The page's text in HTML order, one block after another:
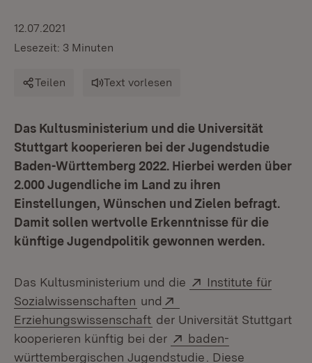
12.07.2021
Lesezeit: 3 Minuten
Teilen Text vorlesen
Das Kultusministerium und die Universität
Stuttgart kooperieren bei der Jugendstudie
Baden-Württemberg 2022. Hierbei werden über
2.000 Jugendliche im Land zu ihren
Einstellungen, Wünschen und Zielen befragt.
Damit sollen wertvolle Erkenntnisse für die
künftige Jugendpolitik gewonnen werden.
Das Kultusministerium und die Extern:
Institute für
Sozialwissenschaften (Öffnet in neuem Fenster)
und
Erziehungswissenschaft (Öffnet in neuem Fenster)
der Universität Stuttgart
kooperieren künftig bei der
Extern:
baden-
württembergischen Jugendstudie (Öffnet in neuem
. Diese